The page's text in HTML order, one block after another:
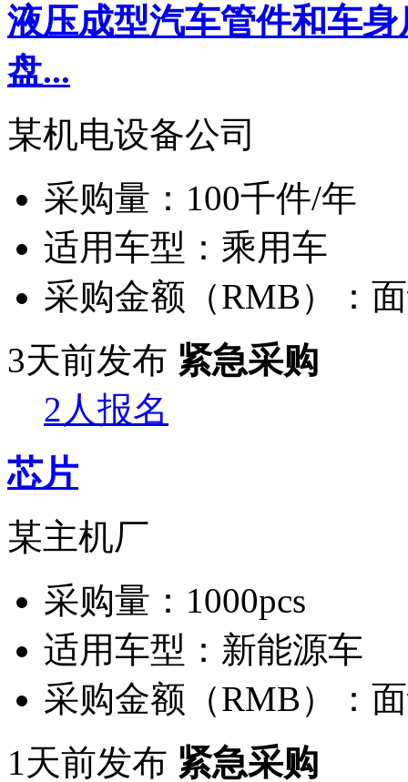
液压成型汽车管件和车
盘...
某机电设备公司
采购量： 100千件/年
适用车型： 乘用车
采购金额（RMB）：
3天前发布 紧急采购
2人报名
芯片
某主机厂
采购量： 1000pcs
适用车型： 新能源车
采购金额（RMB）：
1天前发布 紧急采购